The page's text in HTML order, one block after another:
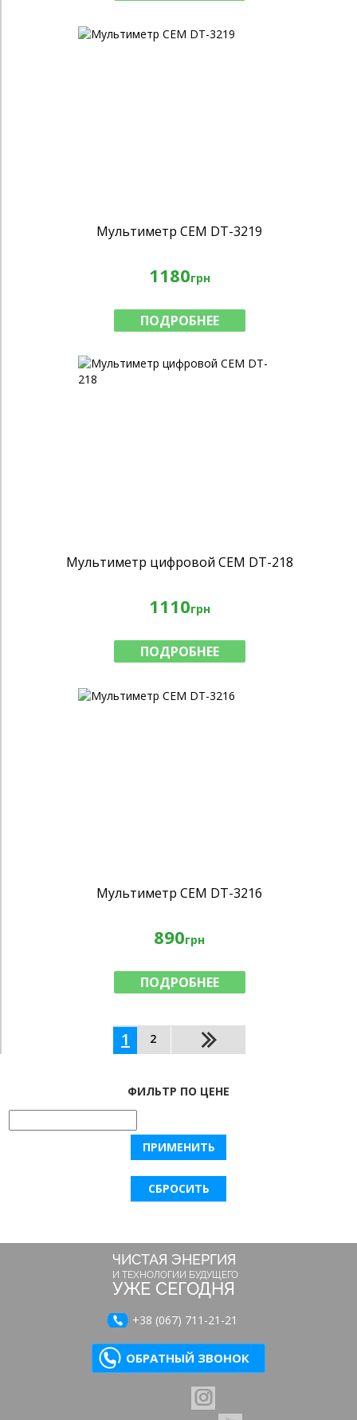
Мультиметр CEM DT-3219
1180грн
ПОДРОБНЕЕ
Мультиметр цифровой CEM DT-218
1110грн
ПОДРОБНЕЕ
Мультиметр CEM DT-3216
890грн
ПОДРОБНЕЕ
1 2
ФИЛЬТР ПО ЦЕНЕ
ЧИСТАЯ ЭНЕРГИЯ
И ТЕХНОЛОГИИ БУДУЩЕГО
УЖЕ СЕГОДНЯ
+38 (067) 711-21-21
ОБРАТНЫЙ ЗВОНОК